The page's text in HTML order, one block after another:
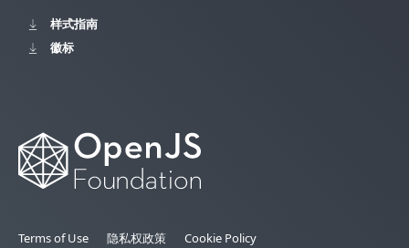
样式指南
徽标
Terms of Use 隐私权政策 Cookie Policy